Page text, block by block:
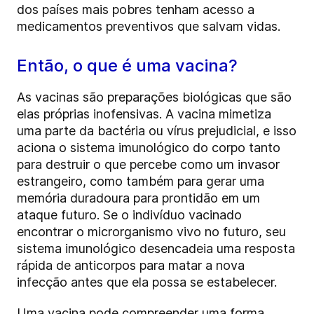
dos países mais pobres tenham acesso a
medicamentos preventivos que salvam vidas.
Então, o que é uma vacina?
As vacinas são preparações biológicas que são
elas próprias inofensivas. A vacina mimetiza
uma parte da bactéria ou vírus prejudicial, e isso
aciona o sistema imunológico do corpo tanto
para destruir o que percebe como um invasor
estrangeiro, como também para gerar uma
memória duradoura para prontidão em um
ataque futuro. Se o indivíduo vacinado
encontrar o microrganismo vivo no futuro, seu
sistema imunológico desencadeia uma resposta
rápida de anticorpos para matar a nova
infecção antes que ela possa se estabelecer.